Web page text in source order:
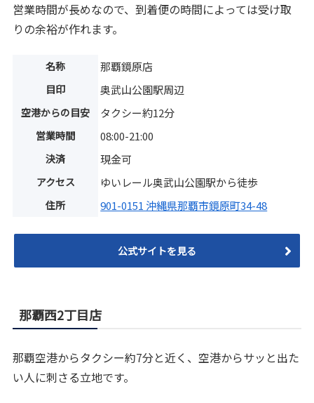
営業時間が長めなので、到着便の時間によっては受け取
りの余裕が作れます。
名称 那覇鏡原店
目印 奥武山公園駅周辺
空港からの目安 タクシー約12分
営業時間 08:00-21:00
決済 現金可
アクセス ゆいレール奥武山公園駅から徒歩
住所 901-0151 沖縄県那覇市鏡原町34-48
公式サイトを見る
那覇西2丁目店
那覇空港からタクシー約7分と近く、空港からサッと出た
い人に刺さる立地です。